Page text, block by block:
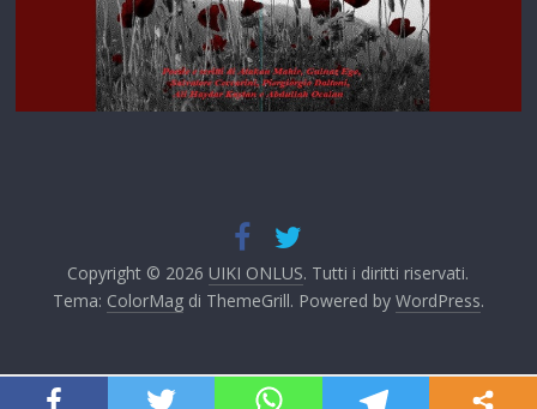
Copyright © 2026 UIKI ONLUS. Tutti i diritti riservati.
Tema: ColorMagdi ThemeGrill. Powered by WordPress.